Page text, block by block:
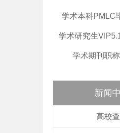
学术本科PMLC
学术研究生
学术期刊职
新闻
高校